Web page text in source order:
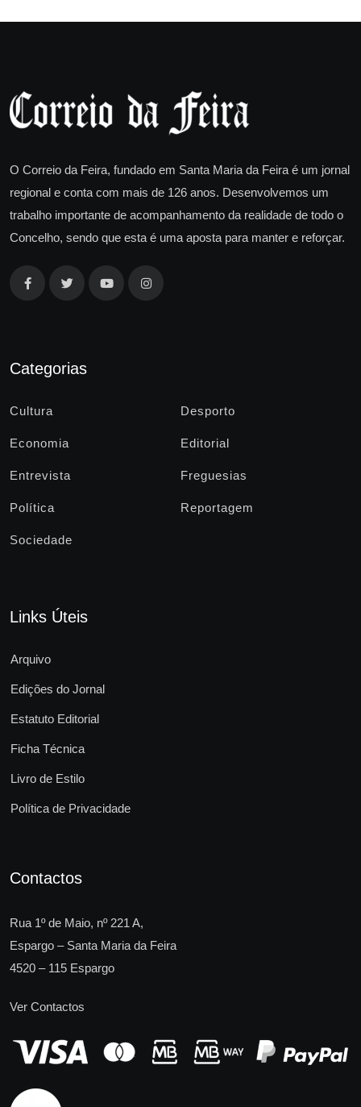
O Correio da Feira, fundado em Santa Maria da Feira é um jornal
regional e conta com mais de 126 anos. Desenvolvemos um
trabalho importante de acompanhamento da realidade de todo o
Concelho, sendo que esta é uma aposta para manter e reforçar.
Categorias
Cultura Desporto
Economia Editorial
Entrevista Freguesias
Política Reportagem
Sociedade
Links Úteis
Arquivo
Edições do Jornal
Estatuto Editorial
Ficha Técnica
Livro de Estilo
Política de Privacidade
Contactos
Rua 1º de Maio, nº 221 A,
Espargo – Santa Maria da Feira
4520 – 115 Espargo
Ver Contactos